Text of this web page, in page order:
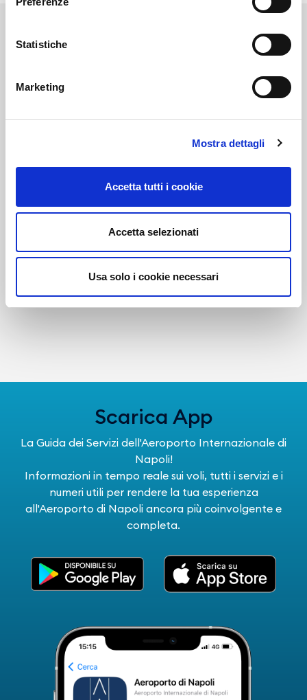
Statistiche
Marketing
Mostra dettagli
Accetta tutti i cookie
Accetta selezionati
Usa solo i cookie necessari
Negozi
Bar e Ristoranti
Scarica App
La Guida dei Servizi dell'Aeroporto Internazionale di
Napoli!
Informazioni in tempo reale sui voli, tutti i servizi e i
numeri utili per rendere la tua esperienza
all'Aeroporto di Napoli ancora più coinvolgente e
completa.